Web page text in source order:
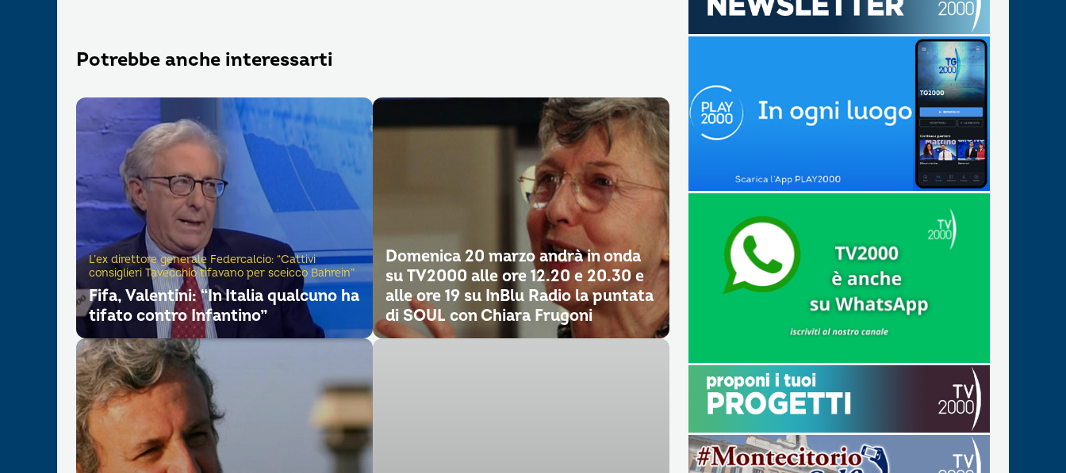
Potrebbe anche interessarti
L’ex direttore generale Federcalcio: “Cattivi
consiglieri Tavecchio tifavano per sceicco Bahrein”
Fifa, Valentini: “In Italia qualcuno ha
tifato contro Infantino”
Domenica 20 marzo andrà in onda
su TV2000 alle ore 12.20 e 20.30 e
alle ore 19 su InBlu Radio la puntata
di SOUL con Chiara Frugoni